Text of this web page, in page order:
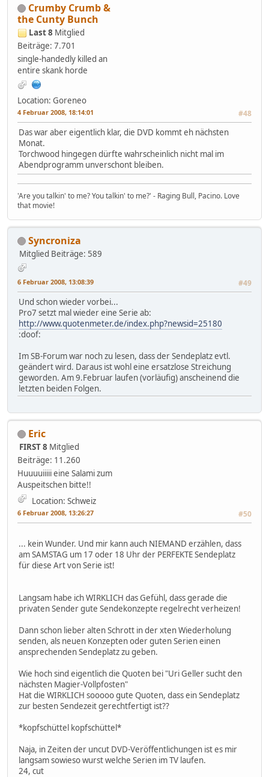
Crumby Crumb &
the Cunty Bunch
Last 8 Mitglied
Beiträge: 7.701
single-handedly killed an
entire skank horde
Location: Goreneo
4 Februar 2008, 18:14:01 #48
Das war aber eigentlich klar, die DVD kommt eh nächsten
Monat.
Torchwood hingegen dürfte wahrscheinlich nicht mal im
Abendprogramm unverschont bleiben.
'Are you talkin' to me? You talkin' to me?' - Raging Bull, Pacino. Love
that movie!
Syncroniza
Mitglied Beiträge: 589
6 Februar 2008, 13:08:39 #49
Und schon wieder vorbei...
Pro7 setzt mal wieder eine Serie ab:
http://www.quotenmeter.de/index.php?newsid=25180
:doof:
Im SB-Forum war noch zu lesen, dass der Sendeplatz evtl.
geändert wird. Daraus ist wohl eine ersatzlose Streichung
geworden. Am 9.Februar laufen (vorläufig) anscheinend die
letzten beiden Folgen.
Eric
FIRST 8 Mitglied
Beiträge: 11.260
Huuuuiiiii eine Salami zum
Auspeitschen bitte!!
Location: Schweiz
6 Februar 2008, 13:26:27 #50
... kein Wunder. Und mir kann auch NIEMAND erzählen, dass
am SAMSTAG um 17 oder 18 Uhr der PERFEKTE Sendeplatz
für diese Art von Serie ist!
Langsam habe ich WIRKLICH das Gefühl, dass gerade die
privaten Sender gute Sendekonzepte regelrecht verheizen!
Dann schon lieber alten Schrott in der xten Wiederholung
senden, als neuen Konzepten oder guten Serien einen
ansprechenden Sendeplatz zu geben.
Wie hoch sind eigentlich die Quoten bei "Uri Geller sucht den
nächsten Magier-Vollpfosten"
Hat die WIRKLICH sooooo gute Quoten, dass ein Sendeplatz
zur besten Sendezeit gerechtfertigt ist??
*kopfschüttel kopfschüttel*
Naja, in Zeiten der uncut DVD-Veröffentlichungen ist es mir
langsam sowieso wurst welche Serien im TV laufen.
24, cut